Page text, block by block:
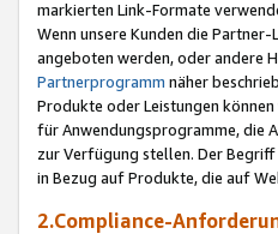
markierten Link-Formate
Wenn unsere Kunden die
angeboten werden, oder andere
Partnerprogramm näher
Produkte oder Leistungen
für Anwendungsprogramme, die
zur Verfügung stellen. Der
in Bezug auf Produkte, die auf
2.Compliance-